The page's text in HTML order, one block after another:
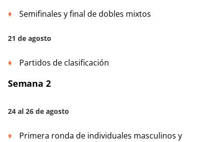
Semifinales y final de dobles mixtos
21 de agosto
Partidos de clasificación
Semana 2
24 al 26 de agosto
Primera ronda de individuales masculinos y